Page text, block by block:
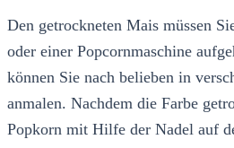
Den getrockneten Mais müssen
oder einer Popcornmaschine
können Sie nach belieben in
anmalen. Nachdem die Farbe
Popkorn mit Hilfe der Nadel auf